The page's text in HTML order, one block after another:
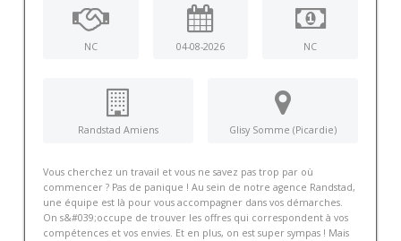
NC 04-08-2026 NC
Randstad Amiens Glisy Somme (Picardie)
Vous cherchez un travail et vous ne savez pas trop par où
commencer ? Pas de panique ! Au sein de notre agence Randstad,
une équipe est là pour vous accompagner dans vos démarches.
On s&#039;occupe de trouver les offres qui correspondent à vos
compétences et vos envies. Et en plus, on est super sympas ! Mais